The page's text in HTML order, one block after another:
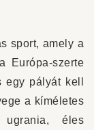
sport, amely a
Európa-szerte
pályát kell
a kíméletes
éles